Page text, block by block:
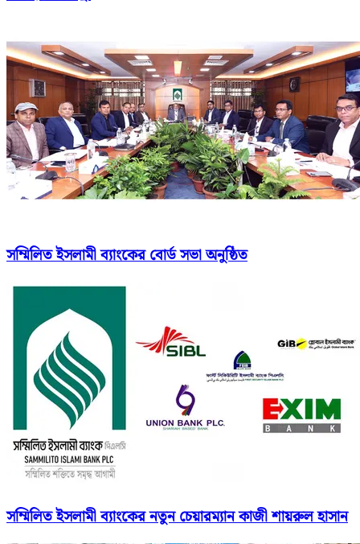
সম্মিলিত ইসলামী ব্যাংকের বোর্ড সভা অনুষ্ঠিত
সম্মিলিত ইসলামী ব্যাংকের নতুন চেয়ারম্যান কাজী শায়রুল হাসান